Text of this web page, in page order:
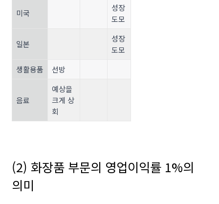
미국
성장
도모
일본
성장
도모
생활용품
선방
음료
예상을
크게 상
회
(2) 화장품 부문의 영업이익률 1%의
의미